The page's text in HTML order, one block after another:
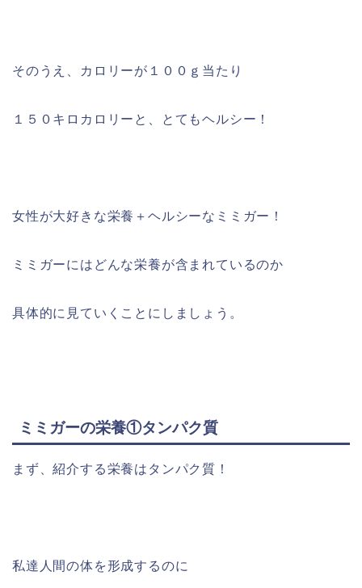
そのうえ、カロリーが１００ｇ当たり
１５０キロカロリーと、とてもヘルシー！
女性が大好きな栄養＋ヘルシーなミミガー！
ミミガーにはどんな栄養が含まれているのか
具体的に見ていくことにしましょう。
ミミガーの栄養①タンパク質
まず、紹介する栄養はタンパク質！
私達人間の体を形成するのに